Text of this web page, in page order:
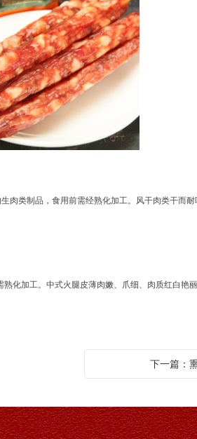
类制品，食用前需经熟化加工。风干肉类干而耐
加工。中式火腿皮薄肉嫩、爪细、肉质红白艳
下一篇：